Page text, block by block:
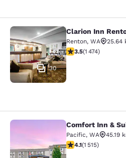
Clarion Inn Renton-
30
Clarion Inn
Renton, WA
25.64
3.46 étoiles. Bien.
3.5(1 474)
Comfort Inn &
Comfort Inn &
Pacific, WA
45.19
4.09 étoiles. Très
4.1(1 515)